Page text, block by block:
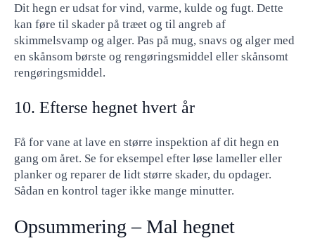
Dit hegn er udsat for vind, varme, kulde og fugt. Dette
kan føre til skader på træet og til angreb af
skimmelsvamp og alger. Pas på mug, snavs og alger med
en skånsom børste og rengøringsmiddel eller skånsomt
rengøringsmiddel.
10. Efterse hegnet hvert år
Få for vane at lave en større inspektion af dit hegn en
gang om året. Se for eksempel efter løse lameller eller
planker og reparer de lidt større skader, du opdager.
Sådan en kontrol tager ikke mange minutter.
Opsummering – Mal hegnet